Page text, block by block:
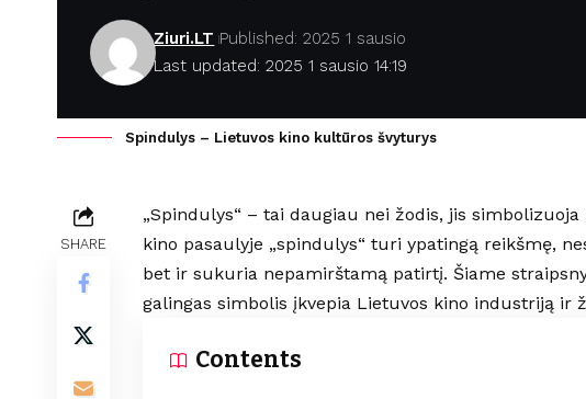
Last updated: 2025 1 sausio 14:19
Ziuri.LT Published: 2025 1 sausio
Spindulys – Lietuvos kino kultūros švyturys
SHARE
„Spindulys“ – tai daugiau nei žodis, jis
kino pasaulyje „spindulys“ turi ypatingą reikšmę,
bet ir sukuria nepamirštamą patirtį. Šiame
galingas simbolis įkvepia Lietuvos kino industriją ir
Contents